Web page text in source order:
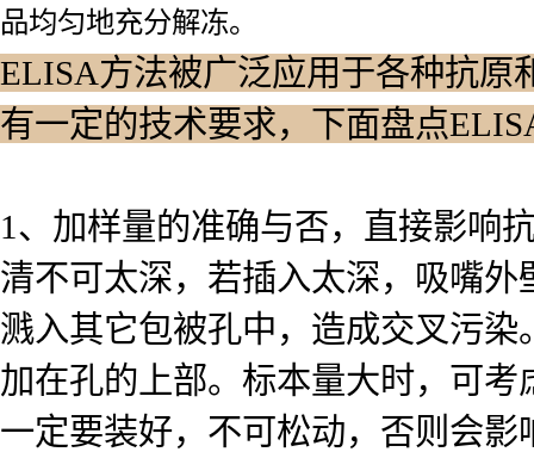
品均匀地充分解冻。
ELISA方法被广泛应用于各种抗原
有一定的技术要求，下面盘点
1、加样量的准确与否，直接影响
清不可太深，若插入太深，吸嘴
溅入其它包被孔中，造成交叉污
加在孔的上部。标本量大时，可
一定要装好，不可松动，否则会